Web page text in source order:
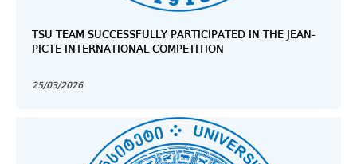
TSU TEAM SUCCESSFULLY PARTICIPATED IN THE JEAN-
PICTE INTERNATIONAL COMPETITION
25/03/2026